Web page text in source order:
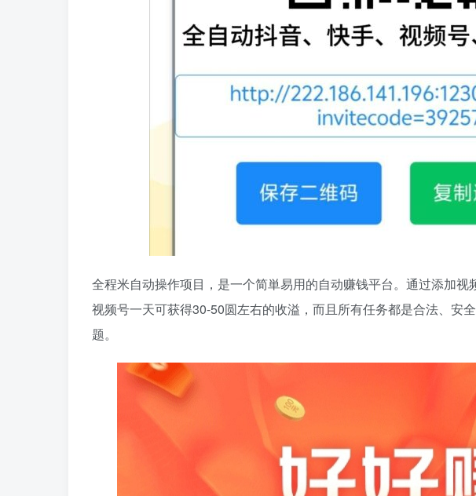
全程米自动操作项目，是一个简単易用的自动赚钱平台。通过添加
视频号一天可获得30-50圆左右的收溢，而且所有任务都是合法、安
题。